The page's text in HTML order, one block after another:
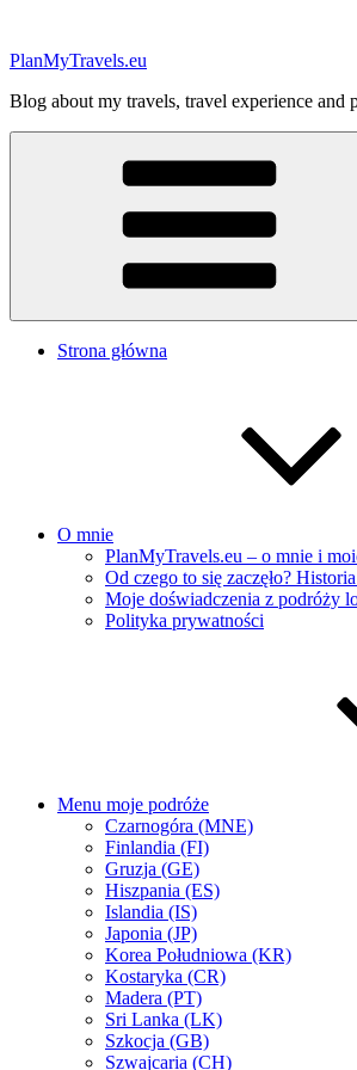
treści
PlanMyTravels.eu
Blog about my travels, travel experience and
Strona główna
O mnie
PlanMyTravels.eu – o mnie i
Od czego to się zaczęło?
Moje doświadczenia z podróży
Polityka prywatności
Menu moje podróże
Czarnogóra (MNE)
Finlandia (FI)
Gruzja (GE)
Hiszpania (ES)
Islandia (IS)
Japonia (JP)
Korea Południowa (KR)
Kostaryka (CR)
Madera (PT)
Sri Lanka (LK)
Szkocja (GB)
Szwajcaria (CH)